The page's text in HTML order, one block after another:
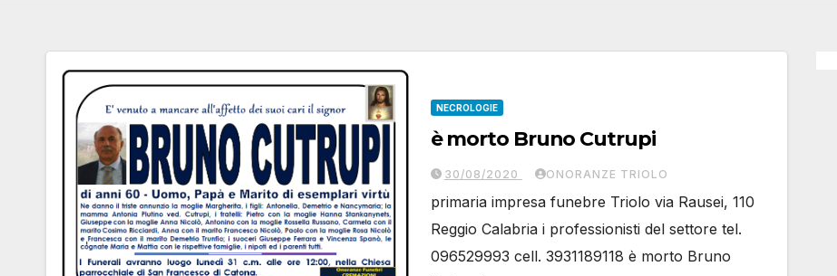
NECROLOGIE
è morto Bruno Cutrupi
30/08/2020 ONORANZE TRIOLO
primaria impresa funebre Triolo via Rausei, 110
Reggio Calabria i professionisti del settore tel.
096529993 cell. 3931189118 è morto Bruno